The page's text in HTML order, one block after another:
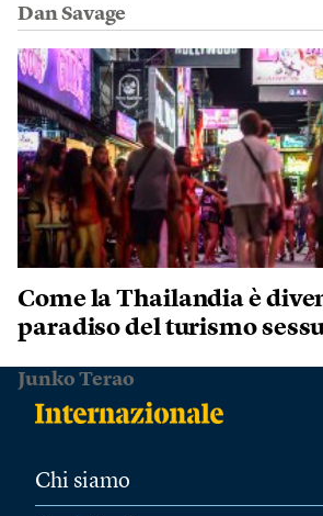
Dan Savage
Come la Thailandia è
paradiso del turismo
Junko Terao
Chi siamo